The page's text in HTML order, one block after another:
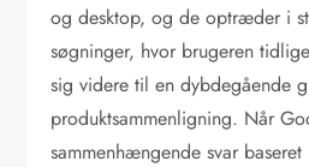
og desktop, og de optræder i
søgninger, hvor brugeren
sig videre til en dybdegående
produktsammenligning. Når
sammenhængende svar